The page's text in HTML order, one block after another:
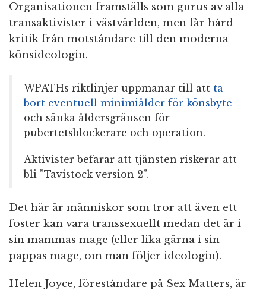
Organisationen framställs som gurus av alla
transaktivister i västvärlden, men får hård
kritik från motståndare till den moderna
könsideologin.
WPATHs riktlinjer uppmanar till att ta
bort eventuell minimiålder för könsbyte
och sänka åldersgränsen för
pubertetsblockerare och operation.
Aktivister befarar att tjänsten riskerar att
bli ”Tavistock version 2”.
Det här är människor som tror att även ett
foster kan vara transsexuellt medan det är i
sin mammas mage (eller lika gärna i sin
pappas mage, om man följer ideologin).
Helen Joyce, föreståndare på Sex Matters, är